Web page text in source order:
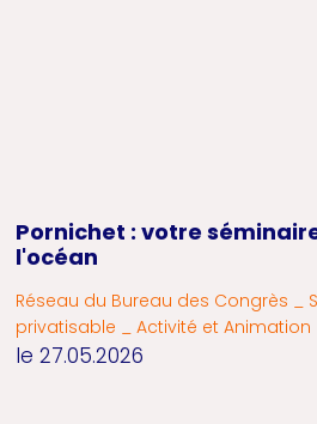
Pornichet : votre
l'océan
Réseau du Bureau des Congrès _
privatisable _ Activité et Animation
le 27.05.2026